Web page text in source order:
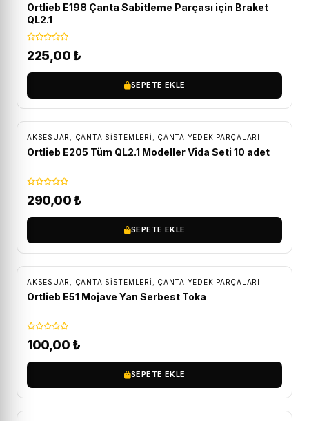
Ortlieb E198 Çanta Sabitleme Parçası için Braket
QL2.1
225,00 ₺
SEPETE EKLE
AKSESUAR ÇANTA SISTEMLERI ÇANTA YEDEK PARÇALARI
Ortlieb E205 Tüm QL2.1 Modeller Vida Seti 10 adet
290,00 ₺
SEPETE EKLE
AKSESUAR ÇANTA SISTEMLERI ÇANTA YEDEK PARÇALARI
Ortlieb E51 Mojave Yan Serbest Toka
100,00 ₺
SEPETE EKLE